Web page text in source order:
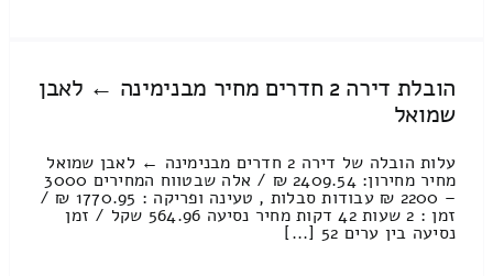
הובלת דירה 2 חדרים מחיר מבנימינה ← לאבן
שמואל
עלות הובלה של דירה 2 חדרים מבנימינה ← לאבן שמואל
מחיר מחירון: 2409.54 ₪ / אלה שבטווח המחירים 3000
– 2200 ₪ עבודות סבלות , טעינה ופריקה : 1770.95 ₪ /
זמן : 2 שעות 42 דקות מחיר נסיעה 564.96 שקל / זמן
נסיעה בין ערים 52 [...]